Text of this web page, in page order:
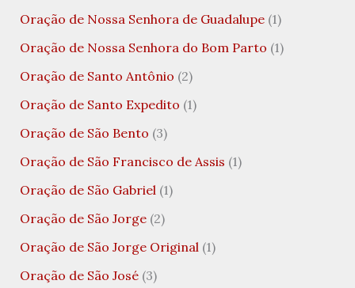
Oração de Nossa Senhora de Guadalupe(1)
Oração de Nossa Senhora do Bom Parto (1)
Oração de Santo Antônio (2)
Oração de Santo Expedito (1)
Oração de São Bento (3)
Oração de São Francisco de Assis (1)
Oração de São Gabriel(1)
Oração de São Jorge(2)
Oração de São Jorge Original(1)
Oração de São José(3)